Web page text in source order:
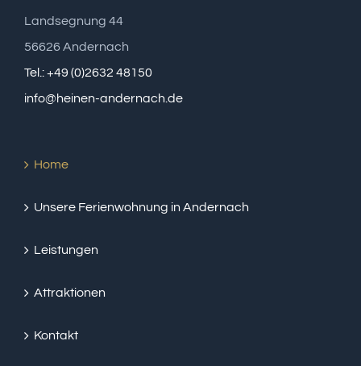
Landsegnung 44
56626 Andernach
Tel.: +49 (0)2632 48150
info@heinen-andernach.de
Home
Unsere Ferienwohnung in Andernach
Leistungen
Attraktionen
Kontakt